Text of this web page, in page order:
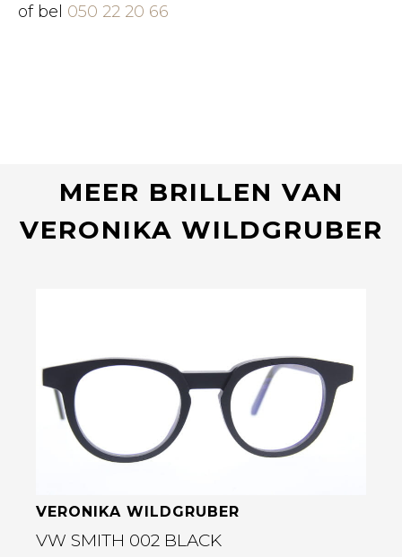
of bel 050 22 20 66
MEER BRILLEN VAN
VERONIKA WILDGRUBER
VERONIKA WILDGRUBER
VW SMITH 002 BLACK